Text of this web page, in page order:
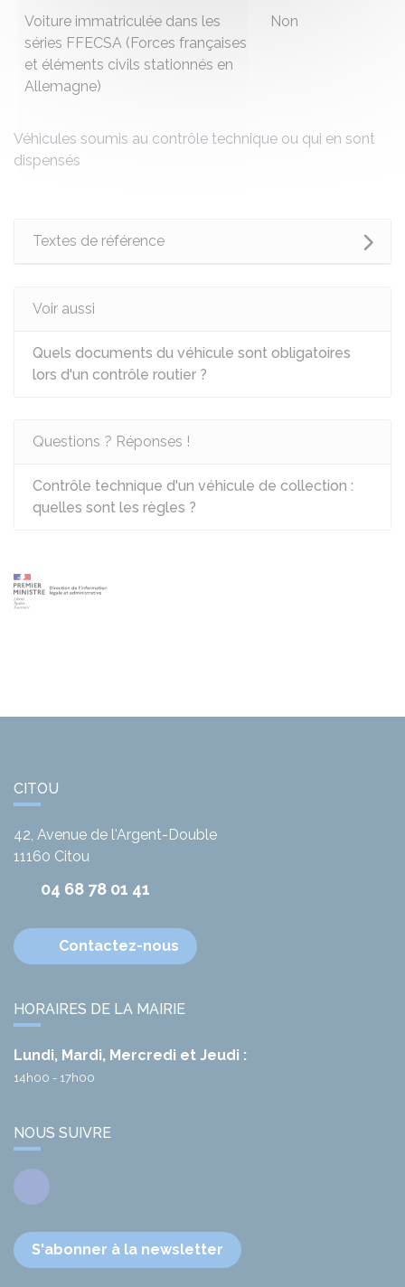
Véhicules soumis au contrôle technique ou qui en sont
dispensés
Voiture immatriculée dans les
séries FFECSA (Forces françaises
et éléments civils stationnés en
Allemagne)
Non
Textes de référence
Voir aussi
Quels documents du véhicule sont obligatoires
lors d'un contrôle routier ?
Questions ? Réponses !
Contrôle technique d'un véhicule de collection :
quelles sont les règles ?
CITOU
42, Avenue de l'Argent-Double
11160 Citou
04 68 78 01 41
Contactez-nous
HORAIRES DE LA MAIRIE
Lundi, Mardi, Mercredi et Jeudi :
14h00 - 17h00
NOUS SUIVRE
Facebook
S'abonner à la newsletter